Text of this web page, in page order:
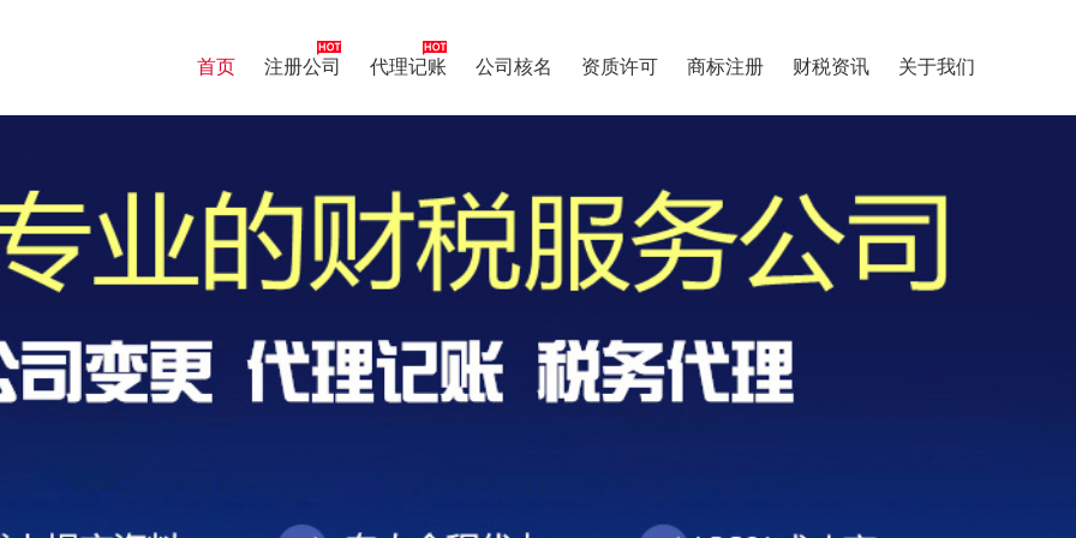
首页 注册公司 代理记账 公司核名 资质许可 商标注册 财税资讯 关于我们